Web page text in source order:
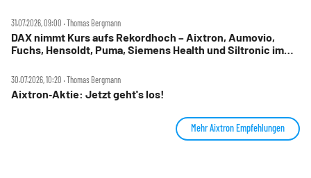
31.07.2026, 09:00 ‧ Thomas Bergmann
DAX nimmt Kurs aufs Rekordhoch – Aixtron, Aumovio,
Fuchs, Hensoldt, Puma, Siemens Health und Siltronic im
30.07.2026, 10:20 ‧ Thomas Bergmann
Aixtron‑Aktie: Jetzt geht's los!
Mehr Aixtron Empfehlungen